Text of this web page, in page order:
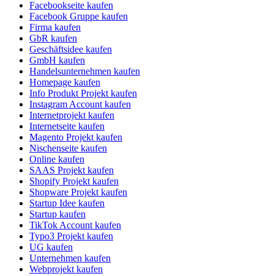
Facebookseite kaufen
Facebook Gruppe kaufen
Firma kaufen
GbR kaufen
Geschäftsidee kaufen
GmbH kaufen
Handelsunternehmen kaufen
Homepage kaufen
Info Produkt Projekt kaufen
Instagram Account kaufen
Internetprojekt kaufen
Internetseite kaufen
Magento Projekt kaufen
Nischenseite kaufen
Online kaufen
SAAS Projekt kaufen
Shopify Projekt kaufen
Shopware Projekt kaufen
Startup Idee kaufen
Startup kaufen
TikTok Account kaufen
Typo3 Projekt kaufen
UG kaufen
Unternehmen kaufen
Webprojekt kaufen